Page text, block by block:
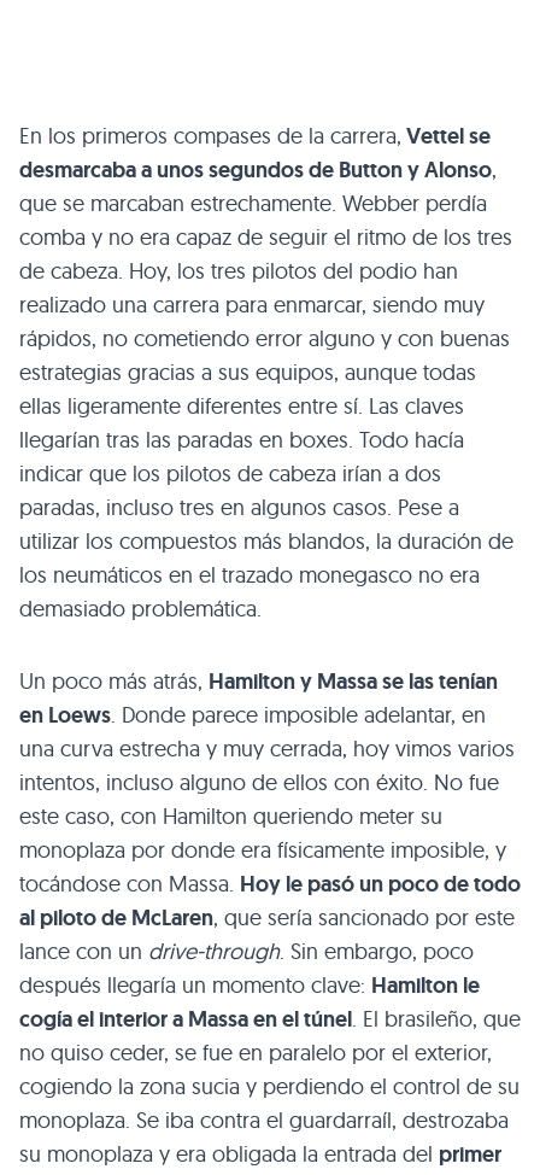
En los primeros compases de la carrera, Vettel se
desmarcaba a unos segundos de Button y Alonso,
que se marcaban estrechamente. Webber perdía
comba y no era capaz de seguir el ritmo de los tres
de cabeza. Hoy, los tres pilotos del podio han
realizado una carrera para enmarcar, siendo muy
rápidos, no cometiendo error alguno y con buenas
estrategias gracias a sus equipos, aunque todas
ellas ligeramente diferentes entre sí. Las claves
llegarían tras las paradas en boxes. Todo hacía
indicar que los pilotos de cabeza irían a dos
paradas, incluso tres en algunos casos. Pese a
utilizar los compuestos más blandos, la duración de
los neumáticos en el trazado monegasco no era
demasiado problemática.
Un poco más atrás, Hamilton y Massa se las tenían
en Loews. Donde parece imposible adelantar, en
una curva estrecha y muy cerrada, hoy vimos varios
intentos, incluso alguno de ellos con éxito. No fue
este caso, con Hamilton queriendo meter su
monoplaza por donde era físicamente imposible, y
tocándose con Massa. Hoy le pasó un poco de todo
al piloto de McLaren, que sería sancionado por este
lance con un drive-through. Sin embargo, poco
después llegaría un momento clave: Hamilton le
cogía el interior a Massa en el túnel. El brasileño, que
no quiso ceder, se fue en paralelo por el exterior,
cogiendo la zona sucia y perdiendo el control de su
monoplaza. Se iba contra el guardarraíl, destrozaba
su monoplaza y era obligada la entrada del primer